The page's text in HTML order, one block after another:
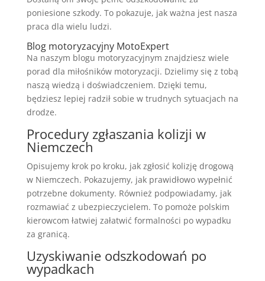
poniesione szkody. To pokazuje, jak ważna jest nasza
praca dla wielu ludzi.
Blog motoryzacyjny MotoExpert
Na naszym blogu motoryzacyjnym znajdziesz wiele
porad dla miłośników motoryzacji. Dzielimy się z tobą
naszą wiedzą i doświadczeniem. Dzięki temu,
będziesz lepiej radził sobie w trudnych sytuacjach na
drodze.
Procedury zgłaszania kolizji w
Niemczech
Opisujemy krok po kroku, jak zgłosić kolizję drogową
w Niemczech. Pokazujemy, jak prawidłowo wypełnić
potrzebne dokumenty. Również podpowiadamy, jak
rozmawiać z ubezpieczycielem. To pomoże polskim
kierowcom łatwiej załatwić formalności po wypadku
za granicą.
Uzyskiwanie odszkodowań po
wypadkach